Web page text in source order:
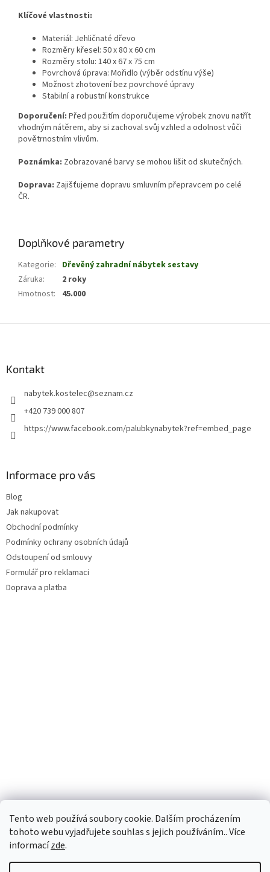
Tento web používá soubory cookie. Dalším procházením
tohoto webu vyjadřujete souhlas s jejich používáním.. Více
informacízde.
Klíčové vlastnosti:
Materiál: Jehličnaté dřevo
Rozměry křesel: 50 x 80 x 60 cm
Rozměry stolu: 140 x 67 x 75 cm
Povrchová úprava: Mořidlo (výběr odstínu výše)
Možnost zhotovení bez povrchové úpravy
Stabilní a robustní konstrukce
Doporučení: Před použitím doporučujeme výrobek znovu natřít
vhodným nátěrem, aby si zachoval svůj vzhled a odolnost vůči
povětrnostním vlivům.
Poznámka: Zobrazované barvy se mohou lišit od skutečných.
Doprava: Zajišťujeme dopravu smluvním přepravcem po celé
ČR.
Doplňkové parametry
Kategorie: Dřevěný zahradní nábytek sestavy
Záruka:
2 roky
Hmotnost: 45.000
Kontakt
nabytek.kostelec@seznam.cz
+420 739 000 807
https://www.facebook.com/palubkynabytek?ref=embed_page
Informace pro vás
Blog
Jak nakupovat
Obchodní podmínky
Podmínky ochrany osobních údajů
Odstoupení od smlouvy
Formulář pro reklamaci
Doprava a platba
Facebook